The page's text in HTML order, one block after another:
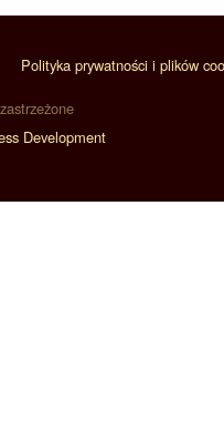
Polityka prywatności i plików
Development